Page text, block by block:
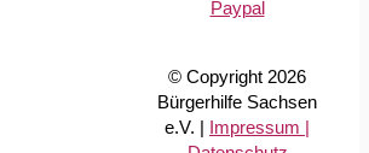
© Copyright 2026
Bürgerhilfe Sachsen
e.V. | Impressum |